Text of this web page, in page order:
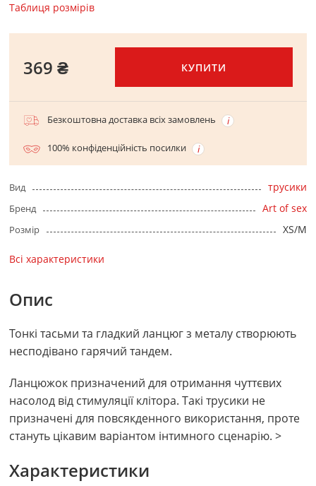
369 ₴ КУПИТИ
Безкоштовна доставка всіх замовлень
100% конфіденційність посилки
Таблиця розмірів
Вид трусики
Бренд Art of sex
Розмір XS/M
Всі характеристики
Опис
Тонкі тасьми та гладкий ланцюг з металу створюють
несподівано гарячий тандем.
Ланцюжок призначений для отримання чуттєвих
насолод від стимуляції клітора. Такі трусики не
призначені для повсякденного використання, проте
стануть цікавим варіантом інтимного сценарію. >
Характеристики